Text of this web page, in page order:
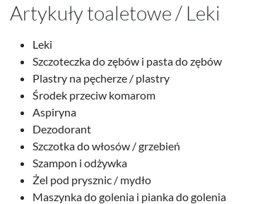
Artykuły toaletowe / Leki
Leki
Szczoteczka do zębów i pasta do zębów
Plastry na pęcherze / plastry
Środek przeciw komarom
Aspiryna
Dezodorant
Szczotka do włosów / grzebień
Szampon i odżywka
Żel pod prysznic / mydło
Maszynka do golenia i pianka do golenia